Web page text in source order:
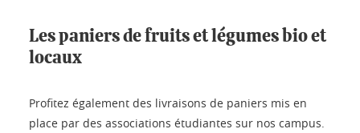
Les paniers de fruits et légumes bio et
locaux
Profitez également des livraisons de paniers mis en
place par des associations étudiantes sur nos campus.